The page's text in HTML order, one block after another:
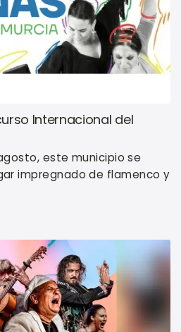
Internacional del
este municipio se
impregnado de flamenco y